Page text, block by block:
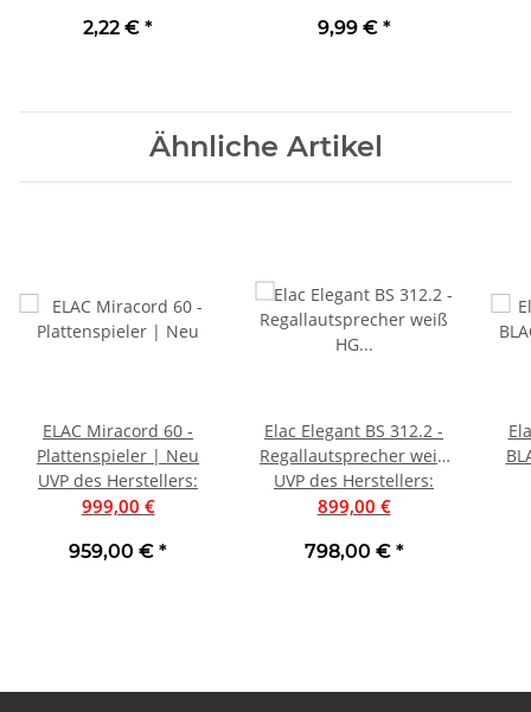
2,22 € * 9,99 € *
Ähnliche Artikel
ELAC Miracord 60 -
Plattenspieler | Neu
UVP des Herstellers:
999,00 €
959,00 € *
Elac Elegant BS 312.2 -
Regallautsprecher weiß
HG Stück |
Auspackware, wie neu
UVP des Herstellers:
899,00 €
798,00 € *